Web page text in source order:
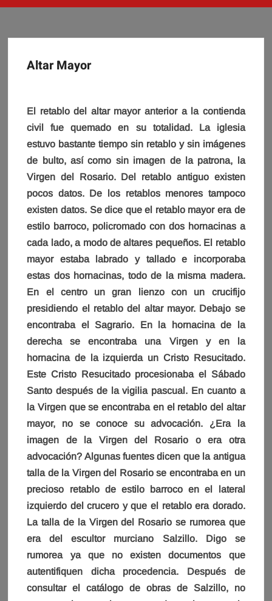
Altar Mayor
El retablo del altar mayor anterior a la contienda
civil fue quemado en su totalidad. La iglesia
estuvo bastante tiempo sin retablo y sin imágenes
de bulto, así como sin imagen de la patrona, la
Virgen del Rosario. Del retablo antiguo existen
pocos datos. De los retablos menores tampoco
existen datos. Se dice que el retablo mayor era de
estilo barroco, policromado con dos hornacinas a
cada lado, a modo de altares pequeños. El retablo
mayor estaba labrado y tallado e incorporaba
estas dos hornacinas, todo de la misma madera.
En el centro un gran lienzo con un crucifijo
presidiendo el retablo del altar mayor. Debajo se
encontraba el Sagrario. En la hornacina de la
derecha se encontraba una Virgen y en la
hornacina de la izquierda un Cristo Resucitado.
Este Cristo Resucitado procesionaba el Sábado
Santo después de la vigilia pascual. En cuanto a
la Virgen que se encontraba en el retablo del altar
mayor, no se conoce su advocación. ¿Era la
imagen de la Virgen del Rosario o era otra
advocación? Algunas fuentes dicen que la antigua
talla de la Virgen del Rosario se encontraba en un
precioso retablo de estilo barroco en el lateral
izquierdo del crucero y que el retablo era dorado.
La talla de la Virgen del Rosario se rumorea que
era del escultor murciano Salzillo. Digo se
rumorea ya que no existen documentos que
autentifiquen dicha procedencia. Después de
consultar el catálogo de obras de Salzillo, no